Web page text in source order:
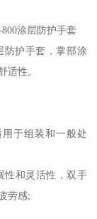
涂层防护手套
防护手套，掌部涂
适性。
用于组装和一般处
性和灵活性，双手
劳感;